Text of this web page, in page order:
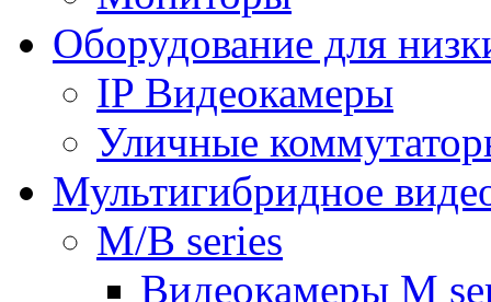
Оборудование для
IP Видеокамеры
Уличные
Мультигибридное
M/B series
Видеокамеры M